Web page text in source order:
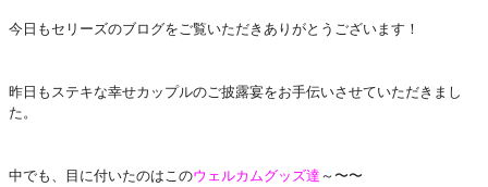
今日もセリーズのブログをご覧いただきありがとうございます！
昨日もステキな幸せカップルのご披露宴をお手伝いさせていただきまし
た。
中でも、目に付いたのはこのウェルカムグッズ達 ～〜〜